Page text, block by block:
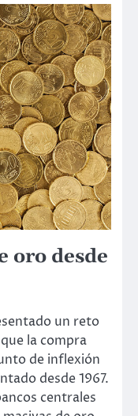
oro desde
un reto
la compra
de inflexión
desde 1967.
centrales